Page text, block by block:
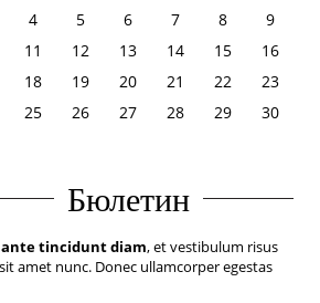
4 5 6 7 8
9
11 12 13 14 15
16
18 19 20 21 22
23
25 26 27 28 29
30
Бюлетин
tincidunt diam, et vestibulum risus
amet nunc. Donec ullamcorper egestas